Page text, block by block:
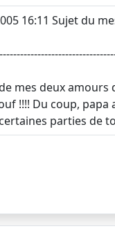
16:11 Sujet du
mes deux
!!!! Du coup,
parties de